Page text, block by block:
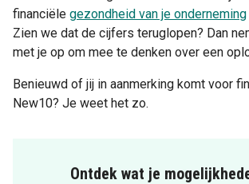
financiële gezondheid van je onderneming
Zien we dat de cijfers teruglopen? Dan
met je op om mee te denken over een
Benieuwd of jij in aanmerking komt voor
New10? Je weet het zo.
Ontdek wat je